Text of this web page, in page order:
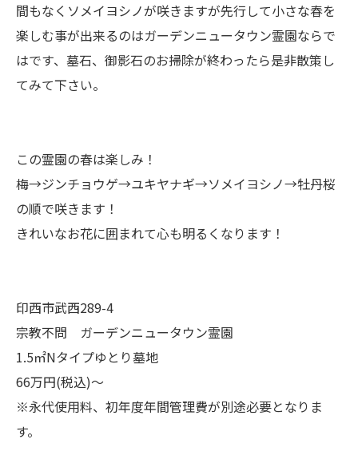
間もなくソメイヨシノが咲きますが先行して小さな春を
楽しむ事が出来るのはガーデンニュータウン霊園ならで
はです、墓石、御影石のお掃除が終わったら是非散策し
てみて下さい。
この霊園の春は楽しみ！
梅→ジンチョウゲ→ユキヤナギ→ソメイヨシノ→牡丹桜
の順で咲きます！
きれいなお花に囲まれて心も明るくなります！
印西市武西289-4
宗教不問 ガーデンニュータウン霊園
1.5㎡Nタイプゆとり墓地
66万円(税込)～
※永代使用料、初年度年間管理費が別途必要となりま
す。